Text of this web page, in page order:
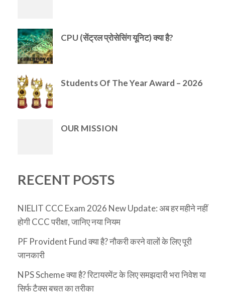
CPU (सेंट्रल प्रोसेसिंग यूनिट) क्या है?
Students Of The Year Award – 2026
OUR MISSION
RECENT POSTS
NIELIT CCC Exam 2026 New Update: अब हर महीने नहीं
होगी CCC परीक्षा, जानिए नया नियम
PF Provident Fund क्या है? नौकरी करने वालों के लिए पूरी
जानकारी
NPS Scheme क्या है? रिटायरमेंट के लिए समझदारी भरा निवेश या
सिर्फ टैक्स बचत का तरीका